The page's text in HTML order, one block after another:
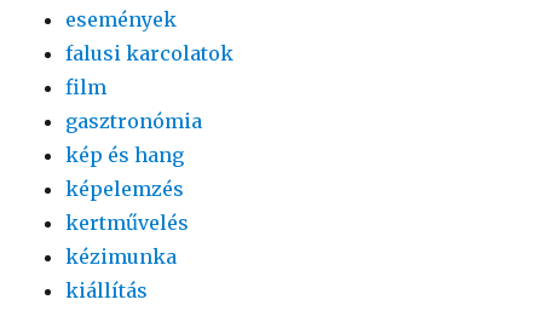
események
falusi karcolatok
film
gasztronómia
kép és hang
képelemzés
kertművelés
kézimunka
kiállítás